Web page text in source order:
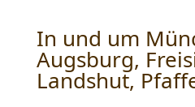
In und um
Augsburg,
Landshut,